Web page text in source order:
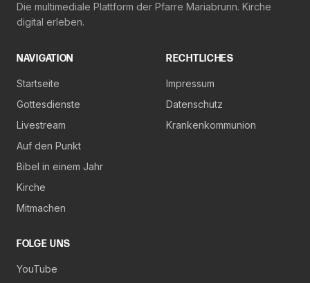
Die multimediale Plattform der Pfarre Mariabrunn. Kirche
digital erleben.
NAVIGATION
Startseite
Gottesdienste
Livestream
Auf den Punkt
Bibel in einem Jahr
Kirche
Mitmachen
RECHTLICHES
Impressum
Datenschutz
Krankenkommunion
FOLGE UNS
YouTube